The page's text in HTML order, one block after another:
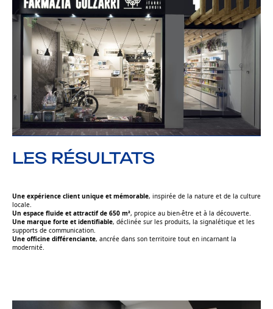
LES RÉSULTATS
Une expérience client unique et mémorable, inspirée de la nature et de la culture
locale.
Un espace fluide et attractif de 650 m², propice au bien-être et à la découverte.
Une marque forte et identifiable, déclinée sur les produits, la signalétique et les
supports de communication.
Une officine différenciante, ancrée dans son territoire tout en incarnant la
modernité.